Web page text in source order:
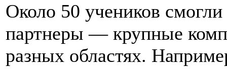
Около 50 учеников
партнеры — крупные
разных областях.